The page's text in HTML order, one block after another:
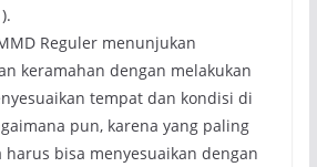
Reguler menunjukan
keramahan dengan melakukan
tempat dan kondisi di
pun, karena yang paling
bisa menyesuaikan dengan